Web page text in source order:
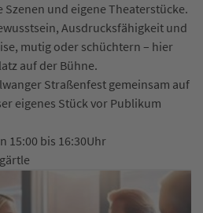
und eigene Theaterstücke.
Ausdrucksfähigkeit und
mutig oder schüchtern – hier
auf der Bühne.
Straßenfest gemeinsam auf
eigenes Stück vor Publikum
15:00 bis 16:30Uhr